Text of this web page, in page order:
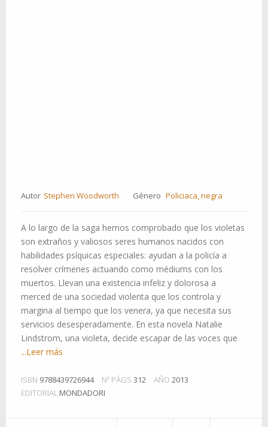
Autor Stephen Woodworth Género Policiaca, negra
A lo largo de la saga hemos comprobado que los violetas
son extraños y valiosos seres humanos nacidos con
habilidades psíquicas especiales: ayudan a la policía a
resolver crímenes actuando como médiums con los
muertos. Llevan una existencia infeliz y dolorosa a
merced de una sociedad violenta que los controla y
margina al tiempo que los venera, ya que necesita sus
servicios desesperadamente. En esta novela Natalie
Lindstrom, una violeta, decide escapar de las voces que
...Leer más
ISBN 9788439726944 Nº PÁGS 312 AÑO 2013
EDITORIAL MONDADORI